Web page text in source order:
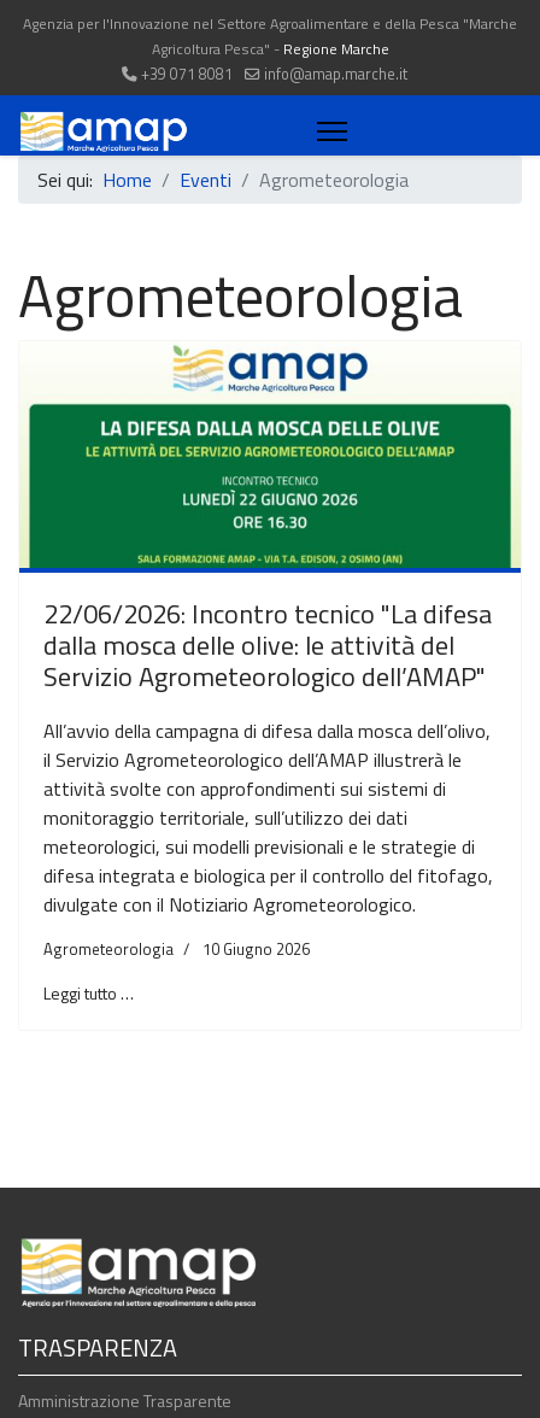
Agenzia per l'Innovazione nel Settore Agroalimentare e della Pesca "Marche
Agricoltura Pesca" - Regione Marche
+39 071 8081
info@amap.marche.it
Sei qui: Home Eventi Agrometeorologia
Agrometeorologia
22/06/2026: Incontro tecnico "La difesa
dalla mosca delle olive: le attività del
Servizio Agrometeorologico dell’AMAP"
All’avvio della campagna di difesa dalla mosca dell’olivo,
il Servizio Agrometeorologico dell’AMAP illustrerà le
attività svolte con approfondimenti sui sistemi di
monitoraggio territoriale, sull’utilizzo dei dati
meteorologici, sui modelli previsionali e le strategie di
difesa integrata e biologica per il controllo del fitofago,
divulgate con il Notiziario Agrometeorologico.
Agrometeorologia 10 Giugno 2026
Leggi tutto …
TRASPARENZA
Amministrazione Trasparente